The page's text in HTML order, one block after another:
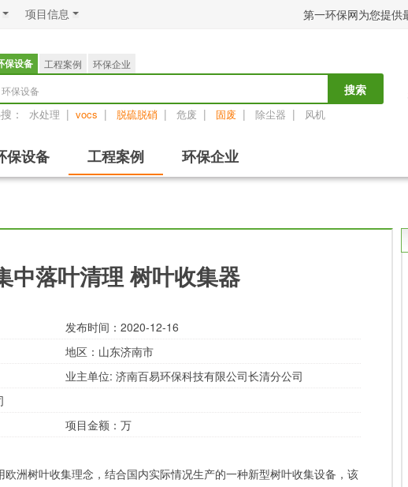
项目信息 第一环保网为您提供
保设备 工程案例
环保企业
环保设备
搜索
： 水处理 | vocs | 脱硫脱硝 | 危废 | 固废 | 除尘器 | 风机
保设备 工程案例 环保企业
中落叶清理 树叶收集器
发布时间：2020-12-16
地区： 山东济南市
业主单位: 济南百易环保科技有限公司长清分公司
项目金额：万
洲树叶收集理念，结合国内实际情况生产的一种新型树叶收集设备，该